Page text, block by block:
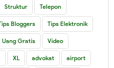
Struktur Telepon
Bloggers Tips Elektronik
Uang Gratis Video
XL advokat airport